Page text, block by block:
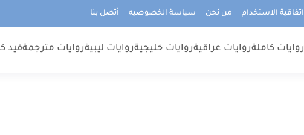
اتفاقية الاستخدام من نحن سياسة الخصوصيه أتصل بنا
روايات كاملةروايات عراقيةروايات خليجيةروايات ليبيةروايات مترجمةقيد